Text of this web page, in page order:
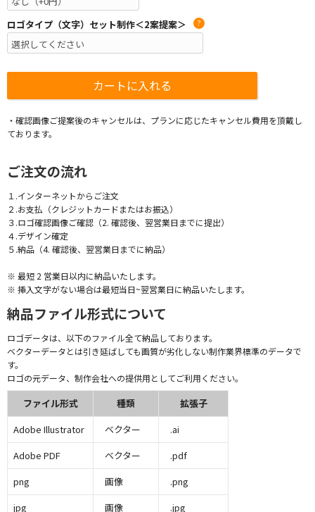
ロゴタイプ（文字）セット制作＜2案提案＞ ?
・確認画像ご提案後のキャンセルは、プランに応じたキャンセル費用を頂戴し
ております。
ご注文の流れ
１.インターネットからご注文
２.お支払（クレジットカードまたはお振込）
３.ロゴ確認画像ご確認（2. 確認後、翌営業日までに提出）
４.デザイン確定
５.納品（4. 確認後、翌営業日までに納品）
※ 最短 2 営業日以内に納品いたします。
※ 挿入文字がない場合は最短当日~翌営業日に納品いたします。
納品ファイル形式について
ロゴデータは、以下のファイル全て納品しております。
ベクターデータとは引き延ばしても画質が劣化しない制作業界標準のデータで
す。
ロゴの元データ、制作会社への提供用としてご利用ください。
ファイル形式 種類
拡張子
Adobe Illustrator
ベクター
.ai
Adobe PDF
ベクター
.pdf
png
画像
.png
jpg
画像
.jpg